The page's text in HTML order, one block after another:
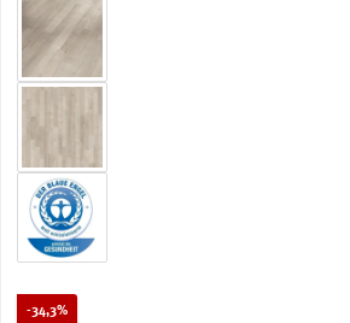
-34,3%Rabatt